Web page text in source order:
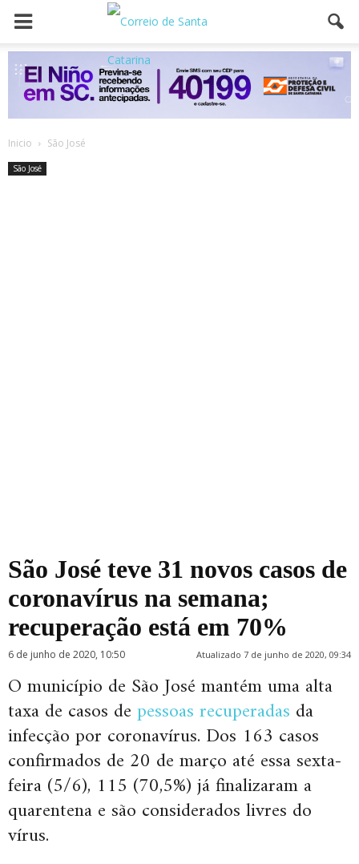
Inicio São José
São José
São José teve 31 novos casos de
coronavírus na semana;
recuperação está em 70%
6 de junho de 2020, 10:50 Atualizado 7 de junho de 2020, 09:34
O município de São José mantém uma alta
taxa de casos depessoas recuperadas da
infecção por coronavírus. Dos 163 casos
confirmados de 20 de março até essa sexta-
feira (5/6), 115 (70,5%) já finalizaram a
quarentena e são considerados livres do
vírus.